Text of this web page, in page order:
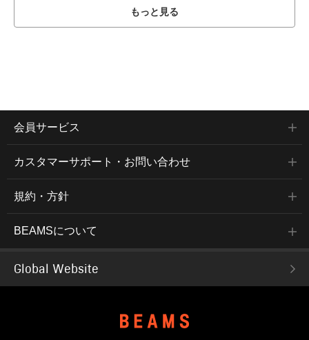
もっと見る
会員サービス
カスタマーサポート・お問い合わせ
規約・方針
BEAMSについて
Global Website